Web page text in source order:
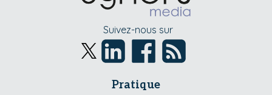
Suivez-nous sur
Pratique